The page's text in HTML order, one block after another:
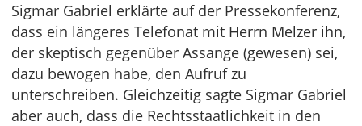
Sigmar Gabriel erklärte auf der Pressekonferenz,
dass ein längeres Telefonat mit Herrn Melzer ihn,
der skeptisch gegenüber Assange (gewesen) sei,
dazu bewogen habe, den Aufruf zu
unterschreiben. Gleichzeitig sagte Sigmar Gabriel
aber auch, dass die Rechtsstaatlichkeit in den